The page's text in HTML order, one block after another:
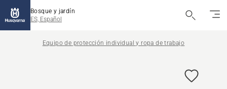
Bosque y jardín
ES, Español
Equipo de protección individual y ropa de trabajo